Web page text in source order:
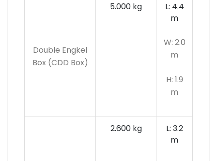
Double Engkel
Box (CDD Box)
5.000 kg
L: 4.4
m
W: 2.0
m
H: 1.9
m
2.600 kg
L: 3.2
m